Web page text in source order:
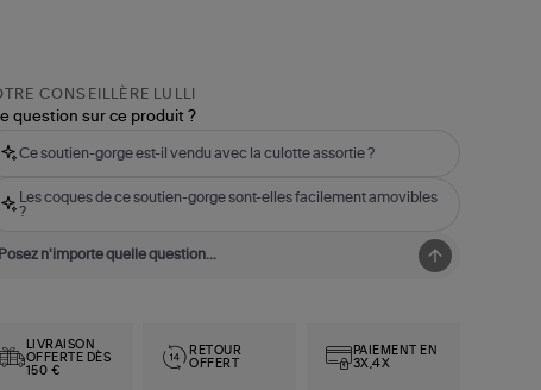
CONSEILLÈRE LULLI
question sur ce produit ?
Ce soutien-gorge est-il vendu avec la culotte assortie ?
Les coques de ce soutien-gorge sont-elles facilement amovibles
?
LIVRAISON
OFFERTE DÈS
150 €
RETOUR
OFFERT
PAIEMENT EN
3X,4X